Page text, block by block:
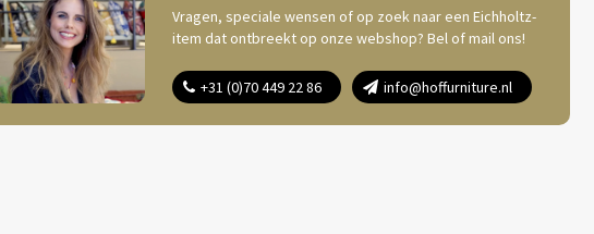
Vragen, speciale wensen of op zoek naar een Eichholtz-
item dat ontbreekt op onze webshop? Bel of mail ons!
+31 (0)70 449 22 86 info@hoffurniture.nl